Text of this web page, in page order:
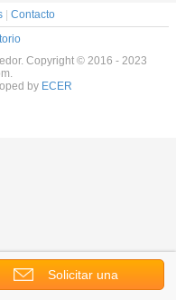
Solicitar una
| Contacto
Copyright © 2016 - 2023
by ECER